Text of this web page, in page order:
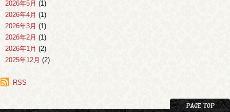
2026年5月 (1)
2026年4月 (1)
2026年3月 (1)
2026年2月 (1)
2026年1月 (2)
2025年12月 (2)
2025年10月
RSS